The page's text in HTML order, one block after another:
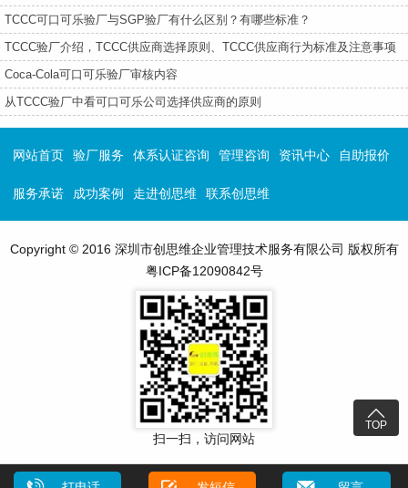
TCCC可口可乐验厂与SGP验厂有什么区别？有哪些标准？
TCCC验厂介绍，TCCC供应商选择原则、TCCC供应商行为标准及注意事项
Coca-Cola可口可乐验厂审核内容
从TCCC验厂中看可口可乐公司选择供应商的原则

TOP
网站首页 验厂服务 体系认证咨询 管理咨询 资讯中心 自助报价
服务承诺 成功案例 走进创思维 联系创思维
Copyright © 2016 深圳市创思维企业管理技术服务有限公司 版权所有
粤ICP备12090842号
扫一扫，访问网站